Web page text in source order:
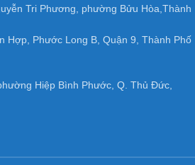
Tri Phương, phường Bửu Hòa,Thành
Hợp, Phước Long B, Quận 9, Thành Phố
Hiệp Bình Phước, Q. Thủ Đức,